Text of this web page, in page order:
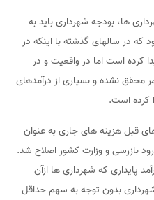
طبق ماده ۶۸ قانون شهرداری ها، بودجه شهرداری باید به
شود که در سالهای گذشته با اینکه در
کرده است اما در واقعیت و در
نشده و بسیاری از درآمدهای
کرده است.
قبل هزینه های جاری به عنوان
بازرسی و وزارت کشور اصلاح شد.
پایداری که شهرداری ها ازآن
بدون توجه به سهم حداقل